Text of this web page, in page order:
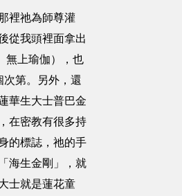
裡祂為師尊灌
從我頭裡面拿出
無上瑜伽），也
次第。另外，還
華生大士普巴金
在密教有很多持
的標誌，祂的手
海生金剛」，就
士就是蓮花童